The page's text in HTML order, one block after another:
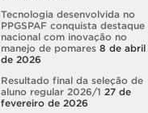
Tecnologia desenvolvida no
PPGSPAF conquista destaque
nacional com inovação no
manejo de pomares 8 de abril
de 2026
Resultado final da seleção de
aluno regular 2026/1 27 de
fevereiro de 2026